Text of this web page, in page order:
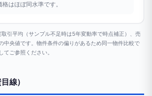
はほぼ同水準です。
引平均（サンプル不足時は5年変動率で時点補正）、売
中央値です。物件条件の偏りがあるため同一物件比較で
ご参照ください。
線）